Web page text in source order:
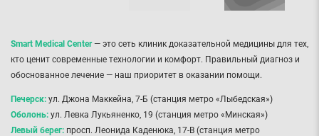
Smart Medical Center— это сеть клиник доказательной медицины для тех,
кто ценит современные технологии и комфорт. Правильный диагноз и
обоснованное лечение — наш приоритет в оказании помощи.
Печерск: ул. Джона Маккейна, 7-Б (станция метро «Лыбедская»)
Оболонь: ул. Левка Лукьяненко, 19 (станция метро «Минская»)
Левый берег: просп. Леонида Каденюка, 17-В (станция метро